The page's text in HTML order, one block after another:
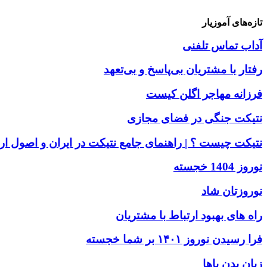
تازه‌های آموزیار
آداب تماس تلفنی
رفتار با مشتریان بی‌پاسخ و بی‌تعهد
فرزانه مهاجر اگلن کیست
نتیکت جنگی در فضای مجازی
نتیکت چیست ؟ | راهنمای جامع نتیکت در ایران و اصول
نوروز 1404 خجسته
نوروزتان شاد
راه های بهبود ارتباط با مشتریان
فرا رسیدن نوروز ۱۴۰۱ بر شما خجسته
زبان بدن پاها